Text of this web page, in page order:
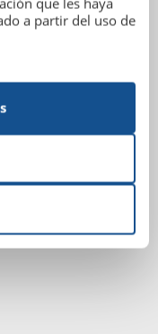
Deportivo
Finca de
a partir del uso de